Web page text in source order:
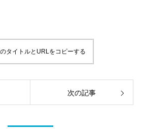
タイトルとURLをコピーする
次の記事